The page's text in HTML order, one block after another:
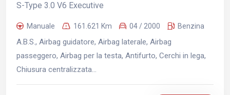
S-Type 3.0 V6 Executive
Manuale 161.621 Km 04 / 2000 Benzina
A.B.S., Airbag guidatore, Airbag laterale, Airbag
passeggero, Airbag per la testa, Antifurto, Cerchi in lega,
Chiusura centralizzata...